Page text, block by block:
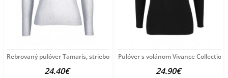
Rebrovaný pulóver Tamaris, strieborno-sivý
24.40€
Pulóver s volánom Vivance
24.90€